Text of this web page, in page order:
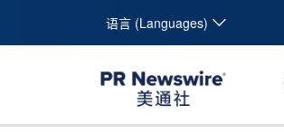
语言 (Languages)